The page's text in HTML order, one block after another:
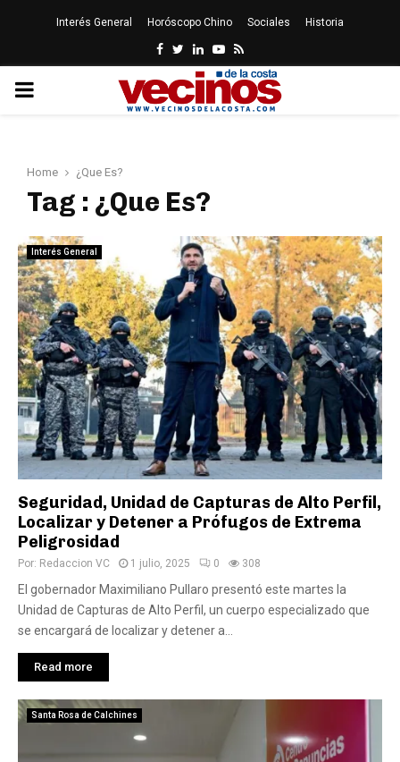
Interés General Horóscopo Chino Sociales Historia
Facebook
Twitter
LinkedinYoutube
Rss
PRIMARY
Home ¿Que Es?
Tag : ¿Que Es?
Interés General
Seguridad, Unidad de Capturas de Alto Perfil,
Localizar y Detener a Prófugos de Extrema
Peligrosidad
Por: Redaccion VC 1 julio, 2025 0 308
El gobernador Maximiliano Pullaro presentó este martes la
Unidad de Capturas de Alto Perfil, un cuerpo especializado que
se encargará de localizar y detener a...
Read more
Santa Rosa de Calchines